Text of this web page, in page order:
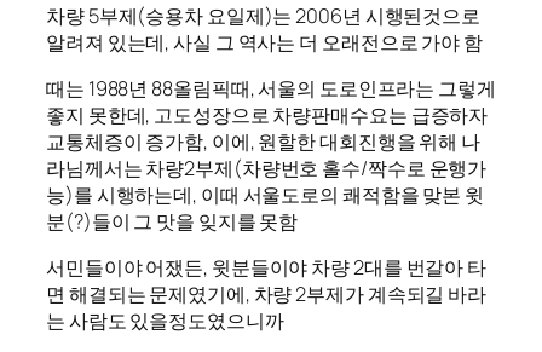
차량 5부제(승용차 요일제)는 2006년 시행된것으로
알려져 있는데, 사실 그 역사는 더 오래전으로 가야 함
때는 1988년 88올림픽때, 서울의 도로인프라는 그렇게
좋지 못한데, 고도성장으로 차량판매수요는 급증하자
교통체증이 증가함, 이에, 원할한 대회진행을 위해 나
라님께서는 차량2부제(차량번호 홀수/짝수로 운행가
능)를 시행하는데, 이때 서울도로의 쾌적함을 맞본 윗
분(?)들이 그 맛을 잊지를 못함
서민들이야 어쟀든, 윗분들이야 차량 2대를 번갈아 타
면 해결되는 문제였기에, 차량 2부제가 계속되길 바라
는 사람도 있을정도였으니까